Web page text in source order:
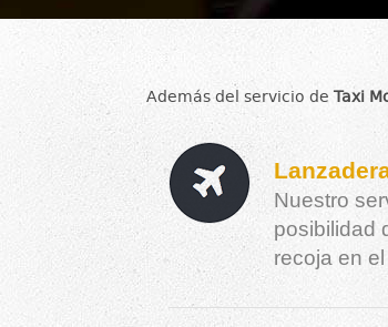
Además del servicio de Taxi
Nuestro
posibilidad
recoja en